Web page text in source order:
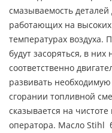
смазываемость
работающих на
температурах воздуха.
будут засоряться, в
соответственно
развивать
сгорании топливной
сказывается на
оператора. Масло Stihl